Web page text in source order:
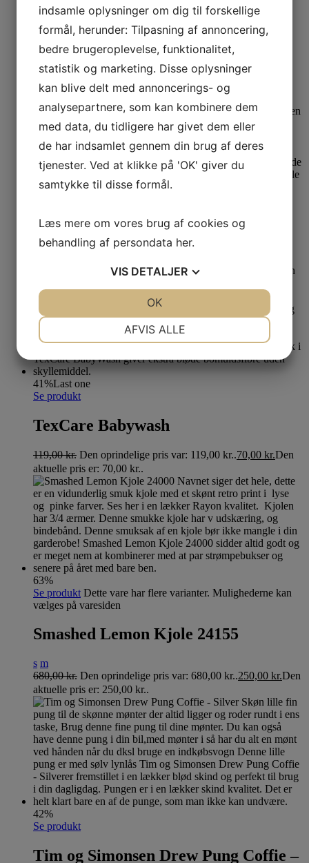
Se produkt
Tim og Simonsen Crossover Jada
Cognac
899,00kr. Den oprindelige pris var: 899,00 kr..350,00
Den
aktuelle pris er: 350,00 kr..
Cat og Co Tørklæde 22482
Den oprindelige pris var: 169,00 kr..
Den
41%Last one
Se produkt
TexCare Babywash
119,00kr. Den oprindelige pris var: 119,00 kr..70,00 kr.Den
aktuelle pris er: 70,00 kr..
63%
Se produkt Dette vare har flere varianter. Mulighederne kan
vælges på varesiden
Smashed Lemon Kjole 24155
s m
680,00kr. Den oprindelige pris var: 680,00 kr..250,00 kr.Den
aktuelle pris er: 250,00 kr..
42%
Se produkt
Tim og Simonsen Drew Pung Coffie –
indsamle oplysninger om dig til forskellige
formål, herunder: Tilpasning af annoncering,
bedre brugeroplevelse, funktionalitet,
statistik og marketing. Disse oplysninger
kan blive delt med annoncerings- og
analysepartnere, som kan kombinere dem
med data, du tidligere har givet dem eller
de har indsamlet gennem din brug af deres
tjenester. Ved at klikke på 'OK' giver du
samtykke til disse formål.
Læs mere om vores brug af cookies og
behandling af persondata her.
VIS DETALJER
MARKETING
AFVIS ALLE
OK